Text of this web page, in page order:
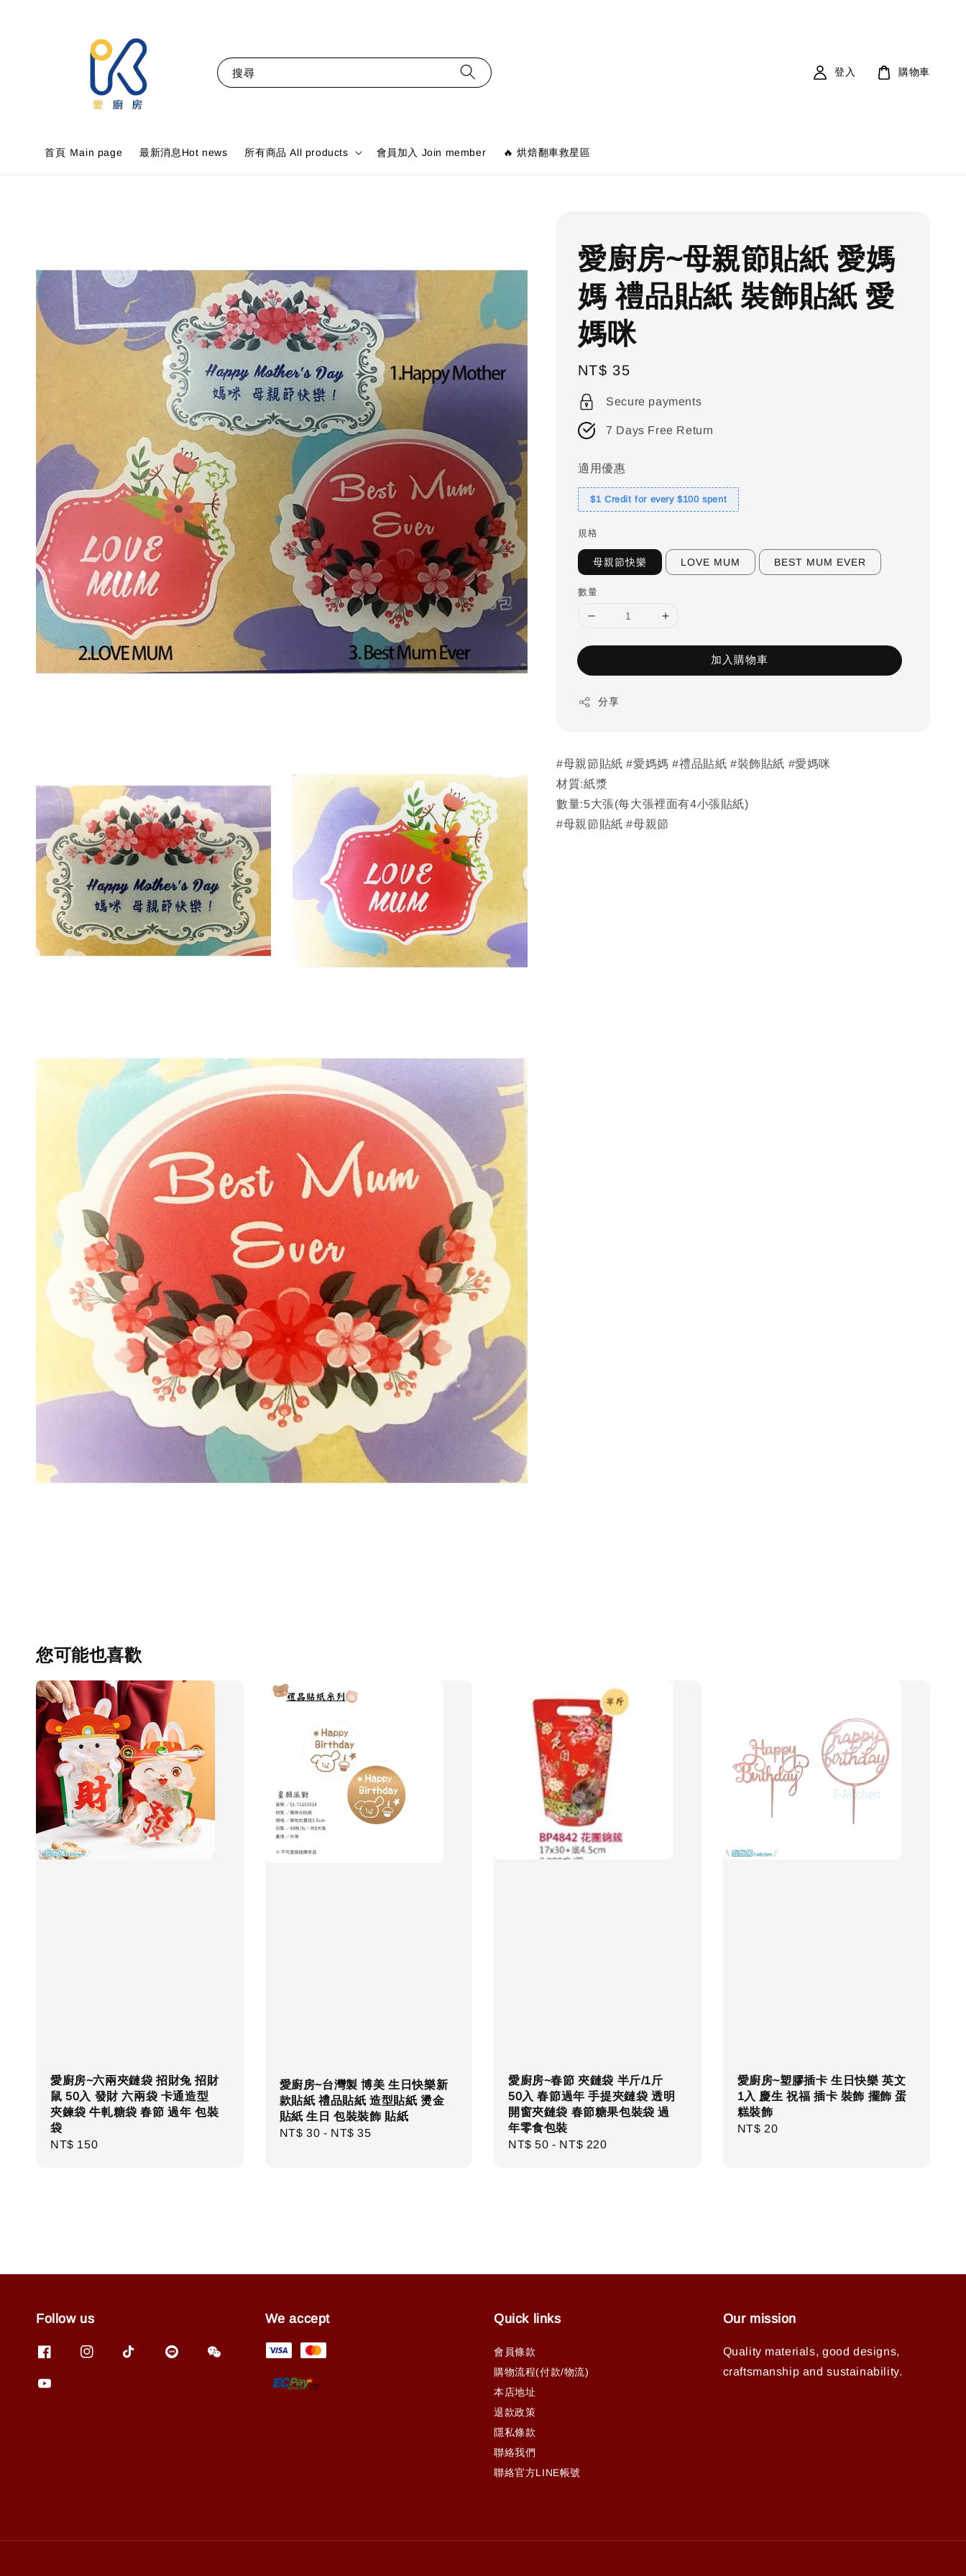
搜尋
首頁 Ｍain page 最新消息Hot news 所有商品 All products 會員加入 Join member 🔥 烘焙翻車救星區
登入 購物車
愛廚房~母親節貼紙 愛媽
媽 禮品貼紙 裝飾貼紙 愛
媽咪
Regular
price
NT$ 35
Secure payments
7 Days Free Return
適用優惠
$1 Credit for every $100 spent
規格
母親節快樂 LOVE MUM BEST MUM EVER
數量
加入購物車
分享
#母親節貼紙 #愛媽媽 #禮品貼紙 #裝飾貼紙 #愛媽咪
材質:紙漿
數量:5大張(每大張裡面有4小張貼紙)
#母親節貼紙 #母親節
您可能也喜歡
愛廚房~六兩夾鏈袋 招財兔 招財
鼠 50入 發財 六兩袋 卡通造型
夾鍊袋 牛軋糖袋 春節 過年 包裝
袋
Regular
NT$ 150
愛廚房~台灣製 博美 生日快樂新
款貼紙 禮品貼紙 造型貼紙 燙金
貼紙 生日 包裝裝飾 貼紙
Regular
NT$ 30 - NT$ 35
愛廚房~春節 夾鏈袋 半斤/1斤
50入 春節過年 手提夾鏈袋 透明
開窗夾鏈袋 春節糖果包裝袋 過
年零食包裝
Regular
NT$ 50 - NT$ 220
愛廚房~塑膠插卡 生日快樂 英文
1入 慶生 祝福 插卡 裝飾 擺飾 蛋
糕裝飾
Regular
NT$ 20
Follow us We accept Quick links
會員條款
購物流程(付款/物流)
本店地址
退款政策
隱私條款
聯絡我們
聯絡官方LINE帳號
Our mission
Quality materials, good designs,
craftsmanship and sustainability.